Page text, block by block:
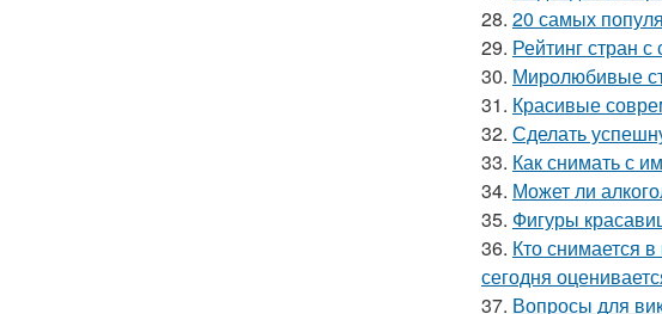
28. 20 самых
29. Рейтинг стран
30. Миролюбивые
31. Красивые
32. Сделать
33. Как снимать с
34. Может ли
35. Фигуры
36. Кто снимается
сегодня
37. Вопросы для